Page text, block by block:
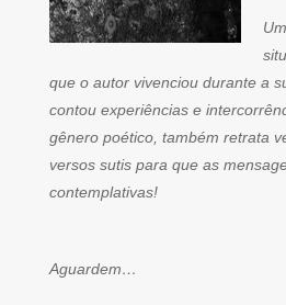
que o autor vivenciou durante a
contou experiências e
gênero poético, também retrata
versos sutis para que as
contemplativas!
Aguardem…